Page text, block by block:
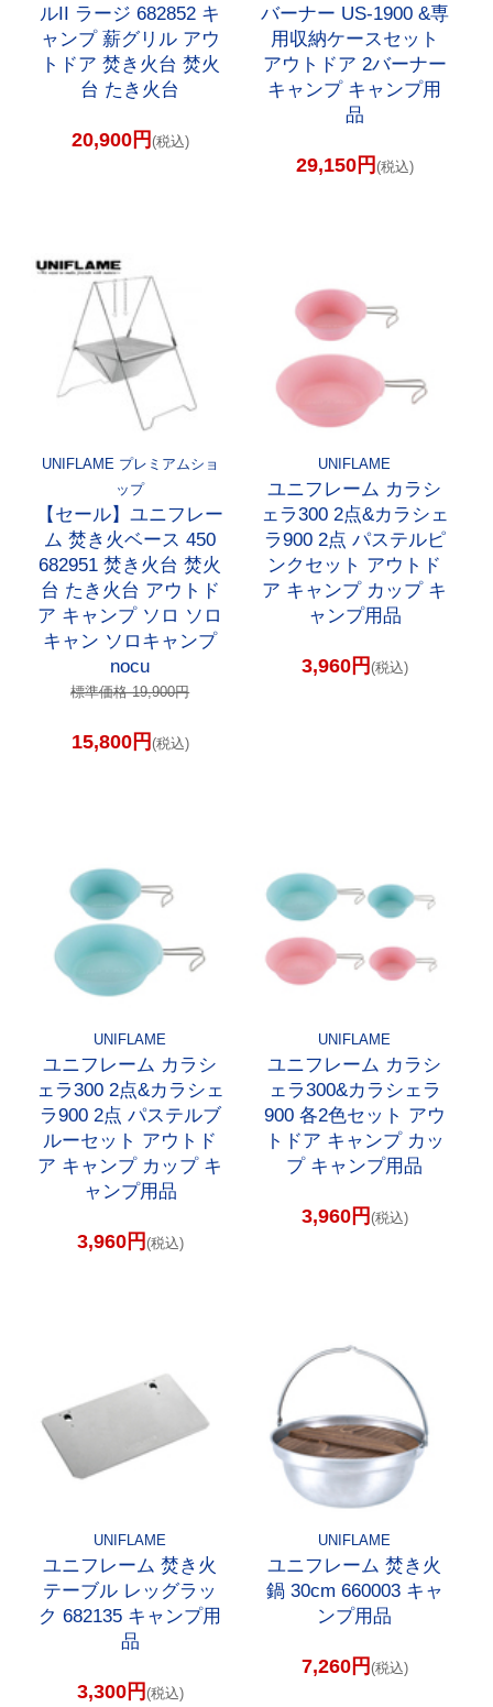
ルII ラージ 682852 キ
ャンプ 薪グリル アウ
トドア 焚き火台 焚火
台 たき火台
20,900円 (税込)
バーナー US-1900 &専
用収納ケースセット
アウトドア 2バーナー
キャンプ キャンプ用
品
29,150円 (税込)
UNIFLAME プレミアムショ
ップ
【セール】ユニフレー
ム 焚き火ベース 450
682951 焚き火台 焚火
台 たき火台 アウトド
ア キャンプ ソロ ソロ
キャン ソロキャンプ
nocu
標準価格 19,900円
15,800円 (税込)
UNIFLAME
ユニフレーム カラシ
ェラ300 2点&カラシェ
ラ900 2点 パステルピ
ンクセット アウトド
ア キャンプ カップ キ
ャンプ用品
3,960円 (税込)
UNIFLAME
ユニフレーム カラシ
ェラ300 2点&カラシェ
ラ900 2点 パステルブ
ルーセット アウトド
ア キャンプ カップ キ
ャンプ用品
3,960円 (税込)
UNIFLAME
ユニフレーム カラシ
ェラ300&カラシェラ
900 各2色セット アウ
トドア キャンプ カッ
プ キャンプ用品
3,960円 (税込)
UNIFLAME
ユニフレーム 焚き火
テーブル レッグラッ
ク 682135 キャンプ用
品
3,300円 (税込)
UNIFLAME
ユニフレーム 焚き火
鍋 30cm 660003 キャ
ンプ用品
7,260円 (税込)